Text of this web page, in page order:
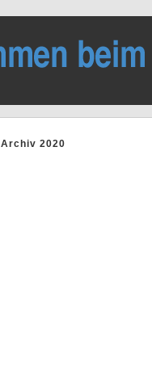
Archiv 2020